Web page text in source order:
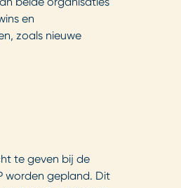
en
zoals nieuwe
te geven bij de
worden gepland. Dit